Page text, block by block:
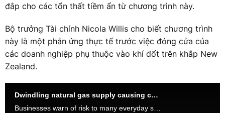
đắp cho các tổn thất tiềm ẩn từ chương trình này.
Bộ trưởng Tài chính Nicola Willis cho biết chương trình
này là một phản ứng thực tế trước việc đóng cửa của
các doanh nghiệp phụ thuộc vào khí đốt trên khắp New
Zealand.